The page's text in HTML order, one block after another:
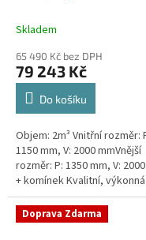
- nádrž 2m3
Skladem
65 490 Kč bez DPH
79 243 Kč
Do košíku
Objem: 2m³ Vnitřní rozměr:
1150 mm, V: 2000 mmVnější
rozměr: P: 1350 mm, V:
+ komínek Kvalitní,
extrémně spolehlivá
přečerpávací stanice k
rodinným a...
Doprava Zdarma